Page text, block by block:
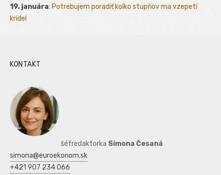
19. januára: Potrebujem poradiť kolko stupňov ma vzepetí
kridel
KONTAKT
šéfredaktorka Simona Česaná
simona@euroekonom.sk
+421 907 234 066